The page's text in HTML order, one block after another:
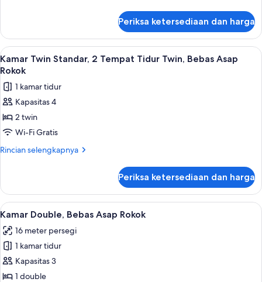
Twin,
Bebas
Asap
Rokok
Kamar
Twin
Standar,
2
Tidur
Twin,
Asap
Rokok
Periksa ketersediaan dan harga
Lihat
semua
foto
untuk
Kamar
Twin
Standar,
2
Twin,
Bebas
Asap
Rokok
Meja kerja, tirai kedap cahaya,
10
Kamar Twin Standar, 2 Tempat Tidur Twin, Bebas Asap
Rokok
1 kamar tidur
Kapasitas 4
2 twin
Wi-Fi Gratis
Rincian selengkapnya
Rincian
Kamar
Twin
Standar,
Tempat
Tidur
Twin,
Bebas
Asap
Periksa ketersediaan dan harga
Lihat
semua
foto
untuk
Kamar
Double,
Meja kerja, tirai kedap cahaya,
11
Kamar Double, Bebas Asap Rokok
16 meter persegi
1 kamar tidur
Kapasitas 3
1 double